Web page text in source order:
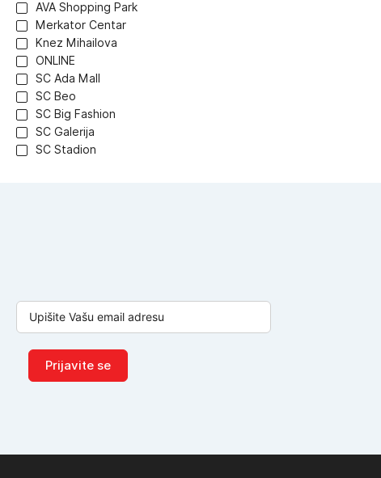
AVA Shopping Park
Merkator Centar
Knez Mihailova
ONLINE
SC Ada Mall
SC Beo
SC Big Fashion
SC Galerija
SC Stadion
Prijavite se